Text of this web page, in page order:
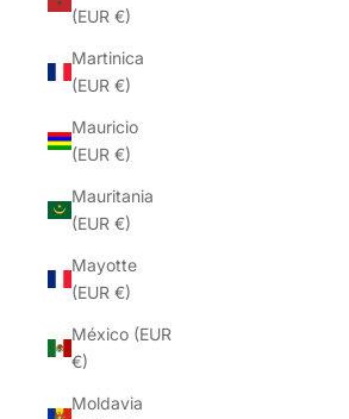
(EUR €)
Martinica
(EUR €)
Mauricio
(EUR €)
Mauritania
(EUR €)
Mayotte
(EUR €)
México (EUR
€)
Moldavia